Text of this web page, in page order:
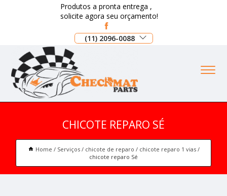
Produtos a pronta entrega ,
solicite agora seu orçamento!
(11) 2096-0088
CHICOTE REPARO SÉ
Home Serviços chicote de reparo
chicote reparo 1 vias
chicote reparo Sé